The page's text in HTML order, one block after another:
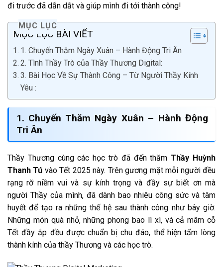
đi trước đã dẫn dắt và giúp mình đi tới thành công!
MỤC LỤC
MỤC LỤC BÀI VIẾT
1. Chuyến Thăm Ngày Xuân – Hành Động Tri Ân
2. Tình Thầy Trò của Thầy Thương Digital:
3. Bài Học Về Sự Thành Công – Từ Người Thầy Kính
Yêu :
1. Chuyến Thăm Ngày Xuân – Hành Động
Tri Ân
Thầy Thương cùng các học trò đã đến thămT hầy Huỳnh
Thanh Tú vào Tết 2025 này. Trên gương mặt mỗi người đều
rạng rỡ niềm vui và sự kính trọng và đầy sự biết ơn mà
người Thầy của mình, đã dành bao nhiêu công sức và tâm
huyết để tạo ra những thế hệ sau thành công như bây giờ.
Những món quà nhỏ, những phong bao lì xì, và cả mâm cỗ
Tết đầy ắp đều được chuẩn bị chu đáo, thể hiện tấm lòng
thành kính của thầy Thương và các học trò.